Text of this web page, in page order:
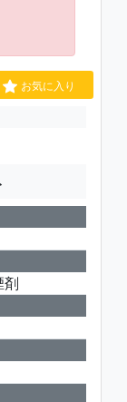
お気に入り
剤